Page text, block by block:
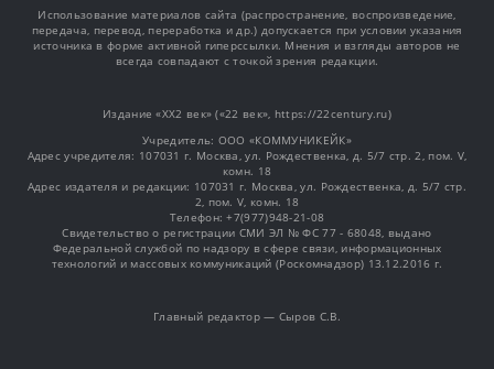
Использование материалов сайта (распространение, воспроизведение,
передача, перевод, переработка и др.) допускается при условии указания
источника в форме активной гиперссылки. Мнения и взгляды авторов не
всегда совпадают с точкой зрения редакции.
Издание «XX2 век» («22 век», https://22century.ru)
Учредитель: OOO «КОММУНИКЕЙК»
Адрес учредителя: 107031 г. Москва, ул. Рождественка, д. 5/7 стр. 2, пом. V,
комн. 18
Адрес издателя и редакции: 107031 г. Москва, ул. Рождественка, д. 5/7 стр.
2, пом. V, комн. 18
Телефон: +7(977)948-21-08
Свидетельство о регистрации СМИ ЭЛ № ФС 77 - 68048, выдано
Федеральной службой по надзору в сфере связи, информационных
технологий и массовых коммуникаций (Роскомнадзор) 13.12.2016 г.
Главный редактор — Сыров С.В.